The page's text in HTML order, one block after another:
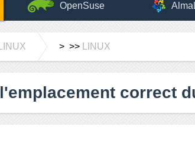
OpenSuse
> >> LINUX
correct